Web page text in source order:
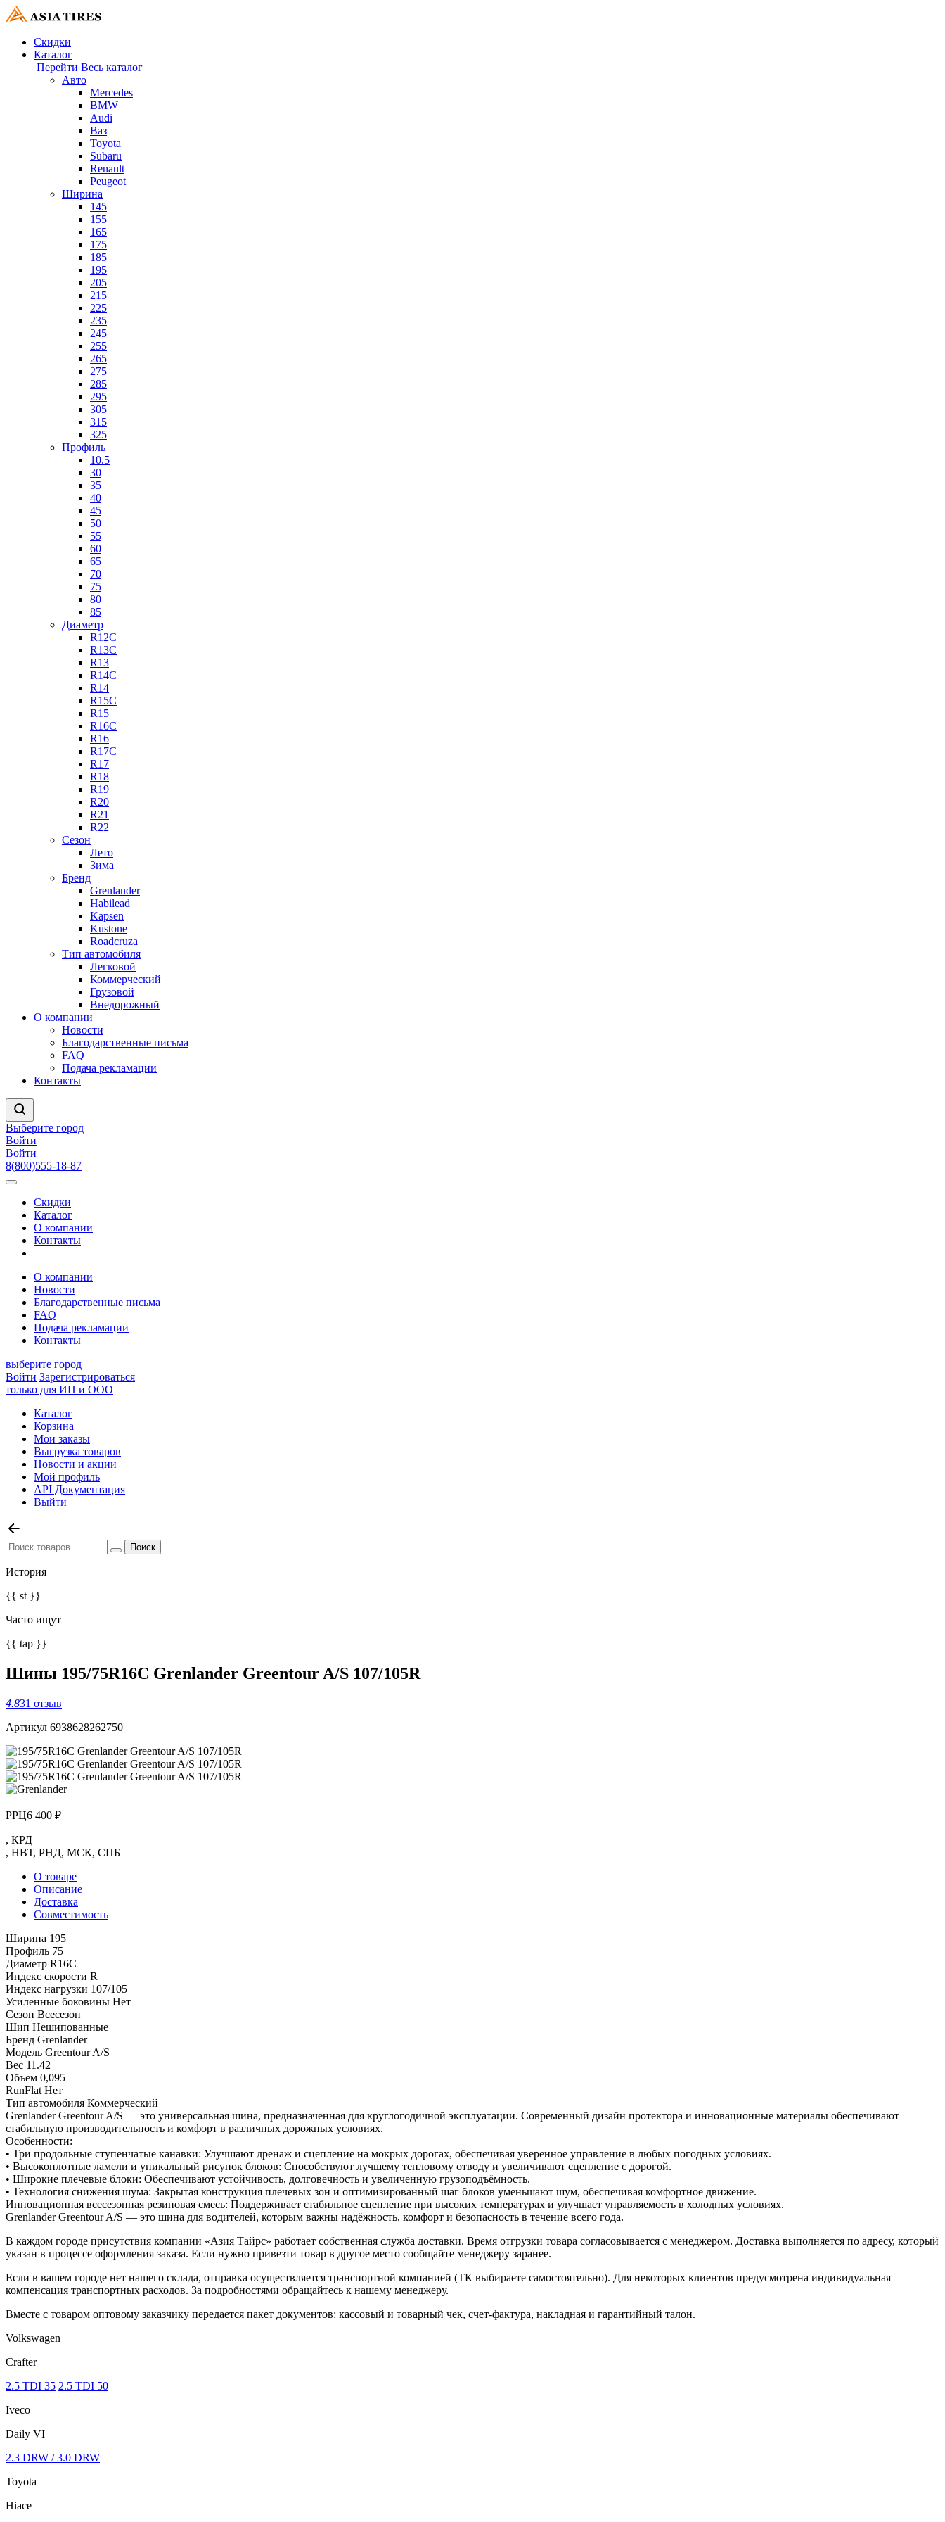
Скидки
Каталог
Перейти Весь каталог
Авто
Mercedes
BMW
Audi
Ваз
Toyota
Subaru
Renault
Peugeot
Ширина
145
155
165
175
185
195
205
215
225
235
245
255
265
275
285
295
305
315
325
Профиль
10.5
30
35
40
45
50
55
60
65
70
75
80
85
Диаметр
R12C
R13C
R13
R14C
R14
R15C
R15
R16C
R16
R17C
R17
R18
R19
R20
R21
R22
Сезон
Лето
Зима
Бренд
Grenlander
Habilead
Kapsen
Kustone
Roadcruza
Тип автомобиля
Легковой
Коммерческий
Грузовой
Внедорожный
О компании
Новости
Благодарственные письма
FAQ
Подача рекламации
Контакты
Выберите город
Войти
Войти
8(800)555-18-87
Скидки
Каталог
О компании
Контакты
О компании
Новости
Благодарственные письма
FAQ
Подача рекламации
Контакты
выберите город
Войти Зарегистрироваться
только для ИП и ООО
Каталог
Корзина
Мои заказы
Выгрузка товаров
Новости и акции
Мой профиль
API Документация
Выйти
История
{{ st }}
Часто ищут
{{ tap }}
Шины 195/75R16C Grenlander Greentour A/S 107/105R
4.831 отзыв
Артикул 6938628262750
РРЦ6 400 ₽
, КРД
, НВТ, РНД, МСК, СПБ
О товаре
Описание
Доставка
Совместимость
Ширина 195
Профиль 75
Диаметр R16C
Индекс скорости R
Индекс нагрузки 107/105
Усиленные боковины Нет
Сезон Всесезон
Шип Нешипованные
Бренд Grenlander
Модель Greentour A/S
Вес 11.42
Объем 0,095
RunFlat Нет
Тип автомобиля Коммерческий
Grenlander Greentour A/S — это универсальная шина, предназначенная для круглогодичной эксплуатации. Современный дизайн протектора и инновационные материалы обеспечивают
стабильную производительность и комфорт в различных дорожных условиях.
Особенности:
• Три продольные ступенчатые канавки: Улучшают дренаж и сцепление на мокрых дорогах, обеспечивая уверенное управление в любых погодных условиях.
• Высокоплотные ламели и уникальный рисунок блоков: Способствуют лучшему тепловому отводу и увеличивают сцепление с дорогой.
• Широкие плечевые блоки: Обеспечивают устойчивость, долговечность и увеличенную грузоподъёмность.
• Технология снижения шума: Закрытая конструкция плечевых зон и оптимизированный шаг блоков уменьшают шум, обеспечивая комфортное движение.
Инновационная всесезонная резиновая смесь: Поддерживает стабильное сцепление при высоких температурах и улучшает управляемость в холодных условиях.
Grenlander Greentour A/S — это шина для водителей, которым важны надёжность, комфорт и безопасность в течение всего года.
В каждом городе присутствия компании «Азия Тайрс» работает собственная служба доставки. Время отгрузки товара согласовывается с менеджером. Доставка выполняется по адресу, который
указан в процессе оформления заказа. Если нужно привезти товар в другое место сообщайте менеджеру заранее.
Если в вашем городе нет нашего склада, отправка осуществляется транспортной компанией (ТК выбираете самостоятельно). Для некоторых клиентов предусмотрена индивидуальная
компенсация транспортных расходов. За подробностями обращайтесь к нашему менеджеру.
Вместе с товаром оптовому заказчику передается пакет документов: кассовый и товарный чек, счет-фактура, накладная и гарантийный талон.
Volkswagen
Crafter
2.5 TDI 35 2.5 TDI 50
Iveco
Daily VI
2.3 DRW / 3.0 DRW
Toyota
Hiace